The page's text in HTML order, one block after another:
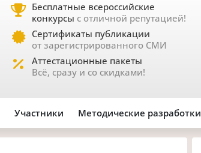
Бесплатные всероссийские
конкурсы с отличной репутацией!
Сертификаты публикации
от зарегистрированного СМИ
Аттестационные пакеты
Всё, сразу и со скидками!
Участники Методические разработки